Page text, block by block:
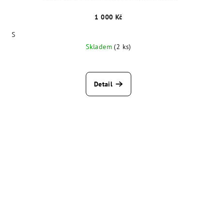
1 000 Kč
S
Skladem(2 ks)
Detail